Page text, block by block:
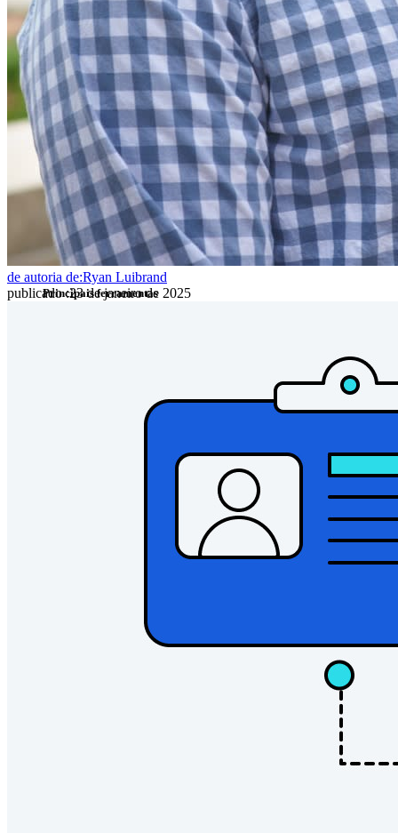
Compartilhamento seguro com o Send
Integração com alias de e-mail
Multiplataforma com dispositivos ilimitados
Principais funcionalidades dos planos empresariais
Inteligência de acesso
Integração com diretórios
Integração com SSO
Auto-hospedagem do Bitwarden
Políticas empresariais
Recuperação de conta
Principais ferramentas
Gerador de nomes de usuário
de autoria de:Ryan Luibrand
publicado:23 de janeiro de 2025